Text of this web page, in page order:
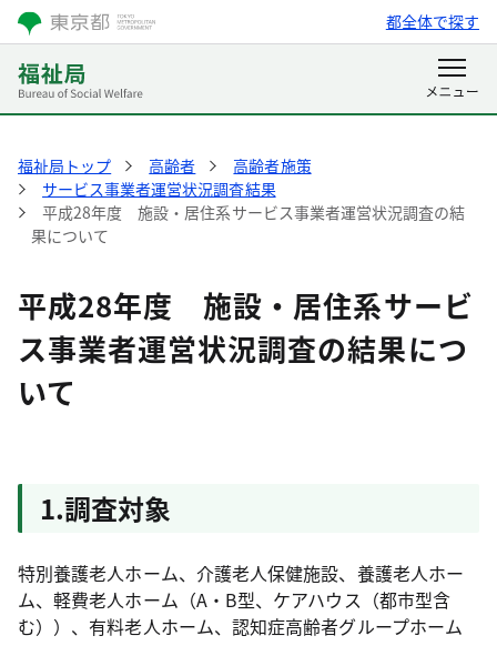
都全体で探す
福祉局トップ 高齢者
高齢者施策
サービス事業者運営状況調査結果
平成28年度 施設・居住系サービス事業者運営状況調査の結
果について
平成28年度 施設・居住系サービ
ス事業者運営状況調査の結果につ
いて
1.調査対象
特別養護老人ホーム、介護老人保健施設、養護老人ホー
ム、軽費老人ホーム（A・B型、ケアハウス（都市型含
む））、有料老人ホーム、認知症高齢者グループホーム